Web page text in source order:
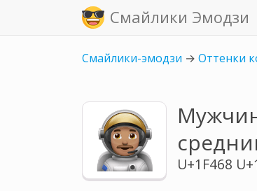
Смайлики Эмодзи
Смайлики-эмодзи → Оттенки
U+1F468